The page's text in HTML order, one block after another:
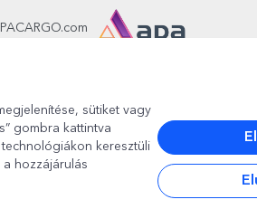
nr. 6-12, parter Sector 1
, cod
sütiket vagy
gombra kattintva
keresztüli
hozzájárulás